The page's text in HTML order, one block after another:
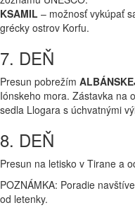
KSAMIL – možnosť vykúpať
grécky ostrov Korfu.
7. DEŇ
Presun pobrežím
Iónskeho mora. Zástavka na
sedla Llogara s úchvatnými
8. DEŇ
Presun na letisko v Tirane a
POZNÁMKA: Poradie
od letenky.